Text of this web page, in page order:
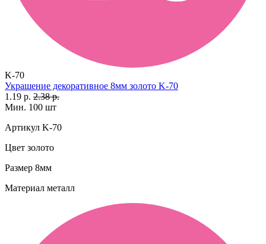
K-70
Украшение декоративное 8мм золото K-70
1.19 р. 2.38 р.
Мин. 100 шт
Артикул K-70
Цвет золото
Размер 8мм
Материал металл